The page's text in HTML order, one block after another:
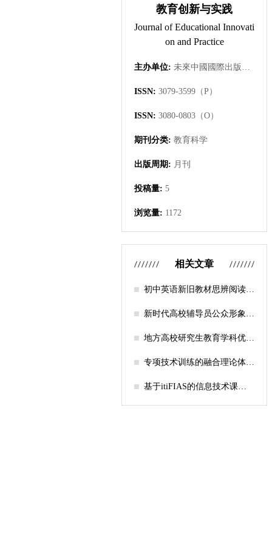
教育创新与实践
Journal of Educational Innovati
on and Practice
主办单位: 未來中國國際出版集團有限公司
ISSN: 3079-3599（P）
ISSN: 3080-0803（O）
期刊分类: 教育科学
出版周期: 月刊
投稿量: 5
浏览量: 1172
相关文章
初中英语新旧教材思辨阅读任
新时代高校辅导员公众形象塑
地方高校研究生教育学科优化
径探析
专项技术训练的融合理论体系
基于itiFIAS的信息技术课堂